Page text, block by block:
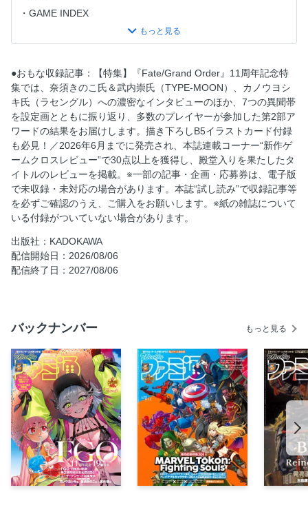
GAME INDEX
【報道特集】 ゲーム業界VIPインタビュー バンダイナムコエ
ンターテインメント 宇田川南欧氏
【発売記念特集】 MARVEL Tokon: Fighting Souls
【特集】 クロスレビュー 殿堂入りソフトカタログ
ファミ通販
とっておきインディー
【特別企画】 バカタール加藤×ロマンシング★嵯峨 編集長対
談
【特別企画】 オバケイドロ2
【発売記念特集】 コットン ロックウィズユー
【特集】 『Fate/Grand Order』サービス11周年記念
最新ゲームチェックシート
ガバスシステム／【マンガ】ウエケンのゲーム誌ひさしぶ
り！ 上野顕太郎
ン 和田ラヂヲ
新作ソフト&関連商品発売スケジュール
左馬占い 2026
コンアカの素
アケアカの素
【コラム】ゲームのムズカシイ話 西川善司
【コラム】FUWAMOCOの爆誕☆BAU BAUだいあり～！ フ
ワワ・アビスガード&モココ・アビスガード
おた博2026
●おもな収録記事：【特集】『Fate/Grand Order』11周年記念特
集では、奈須きのこ氏＆武内崇氏（TYPE-MOON）、カノウヨシ
キ氏（ラセングル）への濃密なインタビューのほか、7つの異聞帯
を設定画とともに振り返り、多数のプレイヤーが参加した第2部ア
ワードの結果をお届けします。描き下ろしB5イラストカード付録
も必見！／2026年6月までに発売され、本誌連載コーナー“新作ゲ
ームクロスレビュー”で30点以上を獲得し、殿堂入りを果たしたタ
イトルのレビューを掲載。※一部の記事・企画・応募券は、電子版
で未収録・未対応の場合があります。本誌“試し読み”で収録記事等
を必ずご確認のうえ、ご購入をお願いします。※紙の雑誌について
いる付録がついていない場合があります。
出版社：KADOKAWA
配信開始日：2026/08/06
配信終了日：2027/08/06
バックナンバー もっと見る